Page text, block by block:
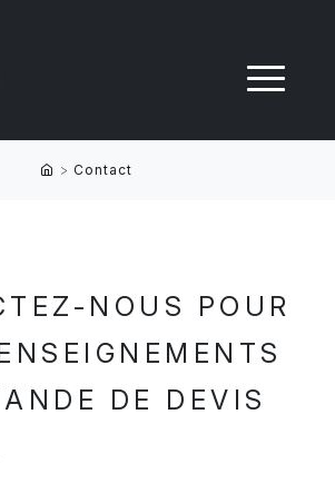
> Contact
NOUS POUR
DE DEVIS